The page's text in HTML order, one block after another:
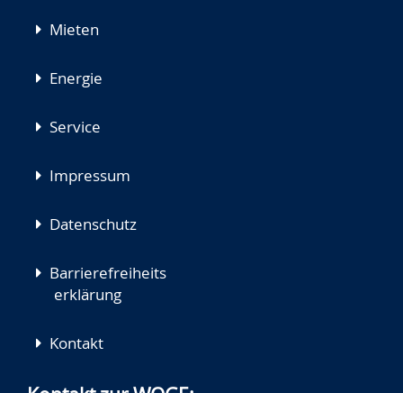
Mieten
Energie
Service
Impressum
Datenschutz
Barrierefreiheits
erklärung
Kontakt